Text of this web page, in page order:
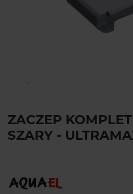
ZACZEP
SZARY -